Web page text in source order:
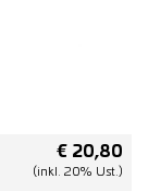
€ 20,80
(inkl. 20% Ust.)